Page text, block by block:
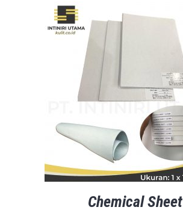
Chemical Sheet